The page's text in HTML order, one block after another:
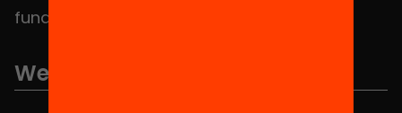
fundacio@equitat.org
We are part of...